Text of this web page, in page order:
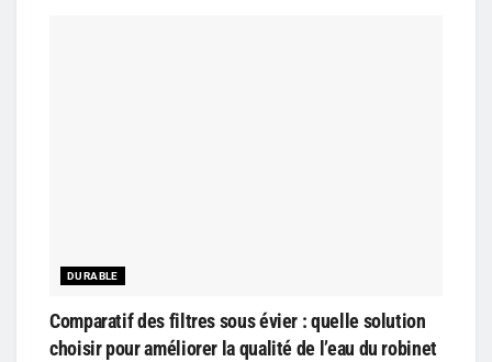
DURABLE
Comparatif des filtres sous évier : quelle solution
choisir pour améliorer la qualité de l’eau du robinet